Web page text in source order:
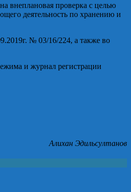
внеплановая проверка с целью
деятельность по хранению и
№ 03/16/224, а также во
и журнал регистрации
Алихан Эдильсултанов